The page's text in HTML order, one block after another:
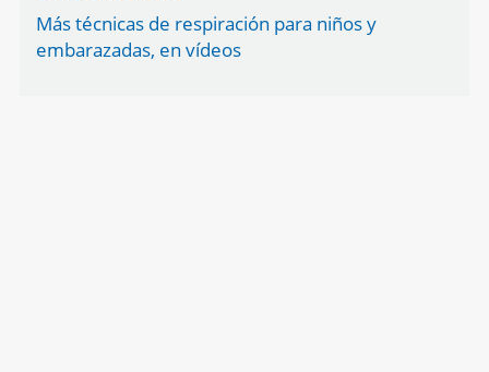
Más técnicas de respiración para niños y
embarazadas, en vídeos